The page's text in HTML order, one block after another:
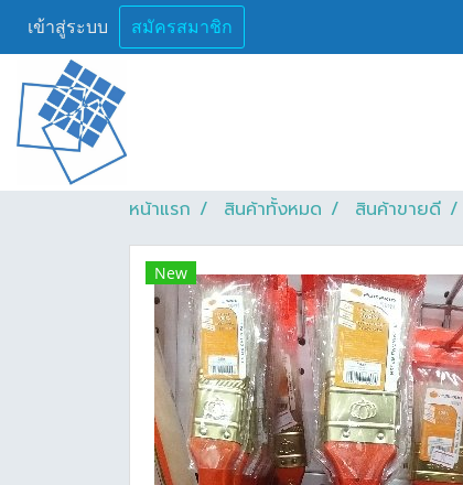
เข้าสู่ระบบ สมัครสมาชิก
หน้าแรก สินค้าทั้งหมด สินค้าขายดี
New